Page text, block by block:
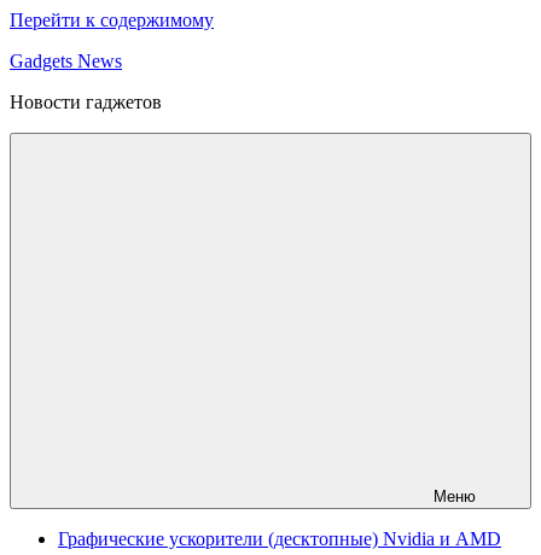
Перейти к содержимому
Gadgets News
Новости гаджетов
Меню
Графические ускорители (десктопные) Nvidia и AMD